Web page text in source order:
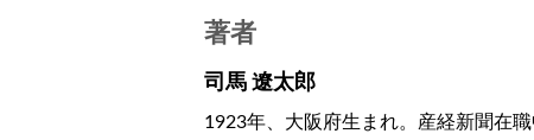
著者
司馬 遼太郎
1923年、大阪府生まれ。産経新聞在